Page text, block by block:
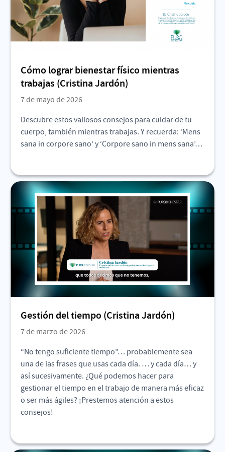
Cómo lograr bienestar físico mientras
trabajas (Cristina Jardón)
7 de mayo de 2026
Descubre estos valiosos consejos para cuidar de tu
cuerpo, también mientras trabajas. Y recuerda: ‘Mens
sana in corpore sano’ y ‘Corpore sano in mens sana’…
Gestión del tiempo (Cristina Jardón)
7 de marzo de 2026
“No tengo suficiente tiempo”… probablemente sea
una de las frases que usas cada día. … y cada día… y
así sucesivamente. ¿Qué podemos hacer para
gestionar el tiempo en el trabajo de manera más eficaz
o ser más ágiles? ¡Prestemos atención a estos
consejos!